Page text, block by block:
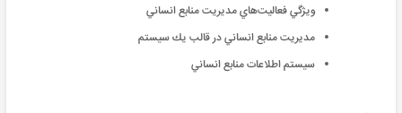
ويژگي فعاليت‌هاي مديريت منابع انساني
مديريت منابع انساني در قالب يك سيستم
سيستم اطلاعات منابع انساني